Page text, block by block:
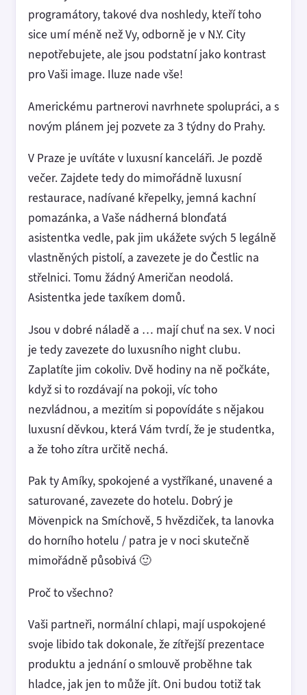
programátory, takové dva noshledy, kteří toho
sice umí méně než Vy, odborně je v N.Y. City
nepotřebujete, ale jsou podstatní jako kontrast
pro Vaši image. Iluze nade vše!
Americkému partnerovi navrhnete spolupráci, a s
novým plánem jej pozvete za 3 týdny do Prahy.
V Praze je uvítáte v luxusní kanceláři. Je pozdě
večer. Zajdete tedy do mimořádně luxusní
restaurace, nadívané křepelky, jemná kachní
pomazánka, a Vaše nádherná blonďatá
asistentka vedle, pak jim ukážete svých 5 legálně
vlastněných pistolí, a zavezete je do Čestlic na
střelnici. Tomu žádný Američan neodolá.
Asistentka jede taxíkem domů.
Jsou v dobré náladě a … mají chuť na sex. V noci
je tedy zavezete do luxusního night clubu.
Zaplatíte jim cokoliv. Dvě hodiny na ně počkáte,
když si to rozdávají na pokoji, víc toho
nezvládnou, a mezitím si popovídáte s nějakou
luxusní děvkou, která Vám tvrdí, že je studentka,
a že toho zítra určitě nechá.
Pak ty Amíky, spokojené a vystříkané, unavené a
saturované, zavezete do hotelu. Dobrý je
Mövenpick na Smíchově, 5 hvězdiček, ta lanovka
do horního hotelu / patra je v noci skutečně
mimořádně působivá 🙂
Proč to všechno?
Vaši partneři, normální chlapi, mají uspokojené
svoje libido tak dokonale, že zítřejší prezentace
produktu a jednání o smlouvě proběhne tak
hladce, jak jen to může jít. Oni budou totiž tak